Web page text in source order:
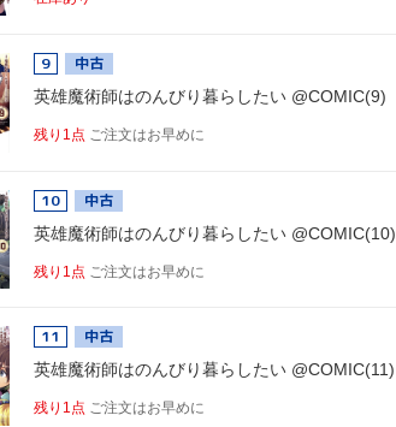
9 中古
英雄魔術師はのんびり暮らしたい @COMIC(9)
残り1点 ご注文はお早めに
10 中古
英雄魔術師はのんびり暮らしたい @COMIC(10)
残り1点 ご注文はお早めに
11 中古
英雄魔術師はのんびり暮らしたい @COMIC(11)
残り1点 ご注文はお早めに